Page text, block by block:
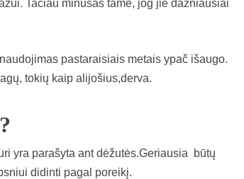
Tačiau minusas tame, jog jie dažniausiai
pastaraisiais metais ypač išaugo.
tokių kaip alijošius,derva.
yra parašyta ant dėžutės.Geriausia būtų
didinti pagal poreikį.